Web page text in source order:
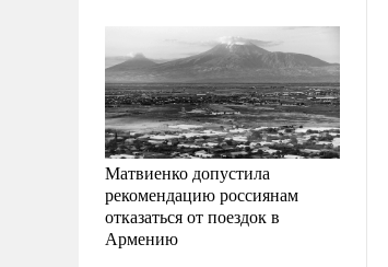
Матвиенко допустила
рекомендацию россиянам
отказаться от поездок в
Армению